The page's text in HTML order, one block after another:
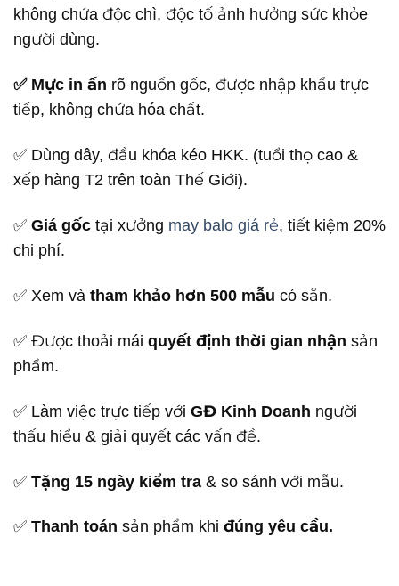
không chứa độc chì, độc tố ảnh hưởng sức khỏe
người dùng.
✅ Mực in ấn rõ nguồn gốc, được nhập khẩu trực
tiếp, không chứa hóa chất.
✅ Dùng dây, đầu khóa kéo HKK. (tuổi thọ cao &
xếp hàng T2 trên toàn Thế Giới).
✅ Giá gốc tại xưởng may balo giá rẻ, tiết kiệm 20%
chi phí.
✅ Xem và tham khảo hơn 500 mẫu có sẵn.
✅ Được thoải mái quyết định thời gian nhận sản
phẩm.
✅ Làm việc trực tiếp với GĐ Kinh Doanh người
thấu hiểu & giải quyết các vấn đề.
✅ Tặng 15 ngày kiểm tra & so sánh với mẫu.
✅ Thanh toán sản phẩm khi đúng yêu cầu.